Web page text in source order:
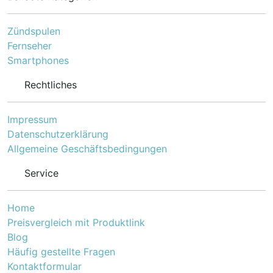
Halbschuhe sind eine elegante und dennoch bequeme
Wahl für Menschen, die Stil und Komfort suchen. Mit
verschiedenen Arten und Stilen zur Auswahl ist es
einfach, das passende Paar für jede Gelegenheit zu
Zündspulen
Fernseher
Smartphones
Rechtliches
Impressum
Datenschutzerklärung
Allgemeine Geschäftsbedingungen
Service
Home
Preisvergleich mit Produktlink
Blog
Häufig gestellte Fragen
Kontaktformular